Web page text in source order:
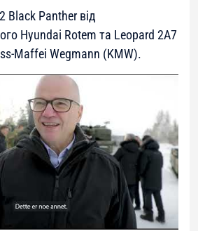
Black Panther від
Hyundai Rotem та Leopard 2A7
Maffei Wegmann (KMW).